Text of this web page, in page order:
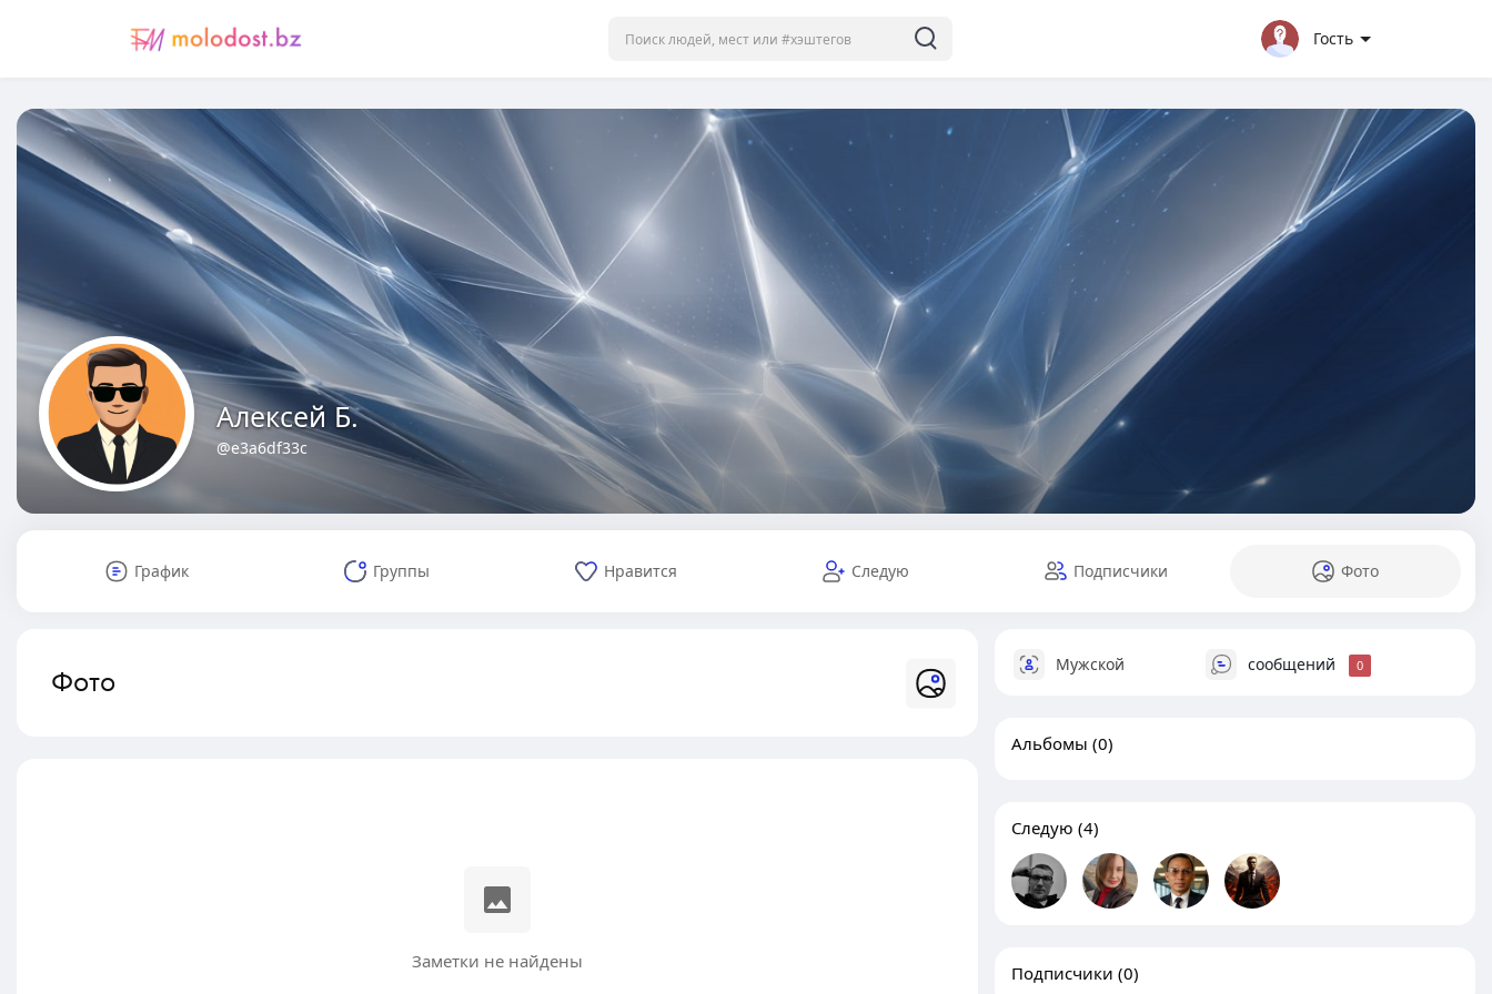
Гость
Алексей Б.
@e3a6df33c
График Группы Нравится Следую Подписчики Фото
Фото
Заметки не найдены
Мужской сообщений 0
Альбомы (0)
Следую (4)
Подписчики (0)